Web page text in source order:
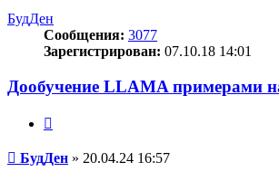
БудДен
Сообщения: 3077
Зарегистрирован: 07.10.18 14:01
Дообучение LLAMA примерами
Сообщение
БудДен » 20.04.24 16:57